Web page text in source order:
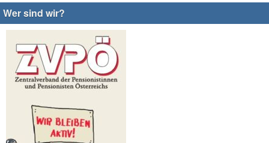
Wer sind wir?